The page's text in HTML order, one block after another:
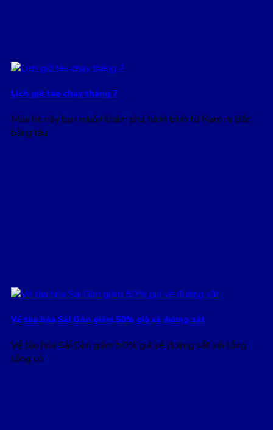
Lịch giờ tàu chạy tháng 7
Mùa hè này bạn muốn khám phá hành trình từ Nam ra Bắc
bằng tàu
Vé tàu hỏa Sài Gòn giảm 50% giá vé đường sắt
Vé tàu hỏa Sài Gòn giảm 50% giá vé đường sắt với tổng
cộng có